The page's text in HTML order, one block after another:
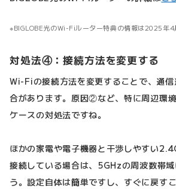
BIGLOBE光のWi-Fiルーター特典の情報は2025年4
対処法④：接続方法を変更する
Wi-Fiの接続方法を変更することで、通信
合があります。原因②など、特に周辺環
ケースの対処法ですね。
ほかの家電や電子機器と干渉しやすい
接続している場合は、5GHzの周波数帯
う。設定自体は簡単ですし、すぐに戻す